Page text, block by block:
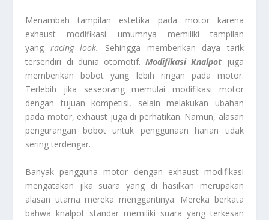
Menambah tampilan estetika pada motor karena
exhaust modifikasi umumnya memiliki tampilan
yang racing look.
Sehingga memberikan daya tarik
tersendiri di dunia otomotif.Modifikasi Knalpot juga
memberikan bobot yang lebih ringan pada motor.
Terlebih jika seseorang memulai modifikasi motor
dengan tujuan kompetisi, selain melakukan ubahan
pada motor, exhaust juga di perhatikan. Namun, alasan
pengurangan bobot untuk penggunaan harian tidak
sering terdengar.
Banyak pengguna motor dengan exhaust modifikasi
mengatakan jika suara yang di hasilkan merupakan
alasan utama mereka menggantinya. Mereka berkata
bahwa knalpot standar memiliki suara yang terkesan